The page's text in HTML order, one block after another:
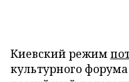
Киевский режим
культурного